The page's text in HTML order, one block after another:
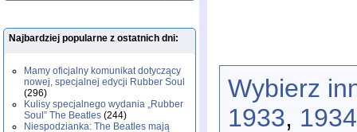
Najbardziej popularne z ostatnich dni:
Mamy oficjalny komunikat dotyczący
nowej, specjalnej edycji Rubber Soul
(296)
Kulisy specjalnego wydania „Rubber
Soul” The Beatles (244)
Niespodzianka: The Beatles mają
Wybierz
1933, 1934